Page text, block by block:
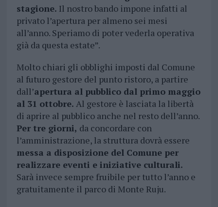
stagione. Il nostro bando impone infatti al
privato l’apertura per almeno sei mesi
all’anno. Speriamo di poter vederla operativa
già da questa estate”.
Molto chiari gli obblighi imposti dal Comune
al futuro gestore del punto ristoro, a partire
dall’apertura al pubblico dal primo maggio
al 31 ottobre. Al gestore è lasciata la libertà
di aprire al pubblico anche nel resto dell’anno.
Per tre giorni, da concordare con
l’amministrazione, la struttura dovrà essere
messa a disposizione del Comune per
realizzare eventi e iniziative culturali.
Sarà invece sempre fruibile per tutto l’anno e
gratuitamente il parco di Monte Ruju.